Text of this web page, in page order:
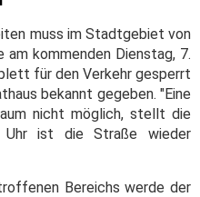
muss im Stadtgebiet von
kommenden Dienstag, 7.
für den Verkehr gesperrt
bekannt gegeben. "Eine
nicht möglich, stellt die
Uhr ist die Straße wieder
Bereichs werde der